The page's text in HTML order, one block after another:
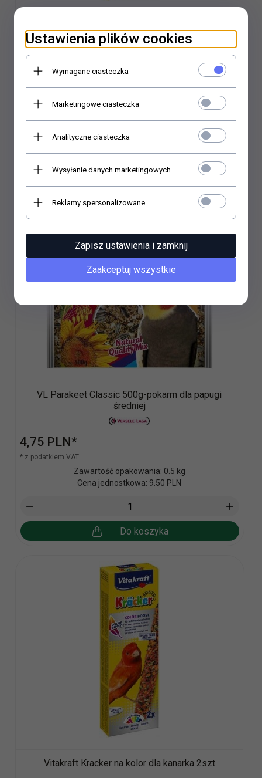
65 PLN*
* z podatkiem VAT
Zawartość opakowania: 0.2 kg
VL Parakeet Classic 500g-pokarm dla papugi
średniej
4,75 PLN*
* z podatkiem VAT
Zawartość opakowania: 0.5 kg
Cena jednostkowa: 9.50 PLN
Do koszyka
Vitakraft Kracker na kolor dla kanarka 2szt
Ustawienia plików cookies
Wymagane ciasteczka
Marketingowe ciasteczka
Analityczne ciasteczka
Wysyłanie danych marketingowych
Reklamy spersonalizowane
Zapisz ustawienia i zamknij
Zaakceptuj wszystkie